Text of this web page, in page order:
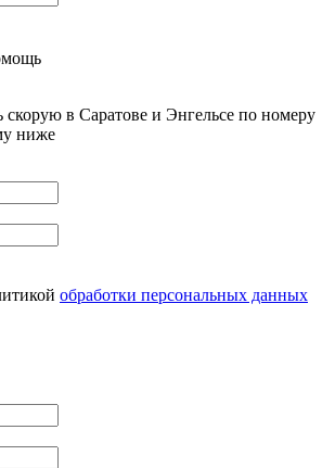
в Саратове и Энгельсе по номеру
ниже
обработки персональных данных